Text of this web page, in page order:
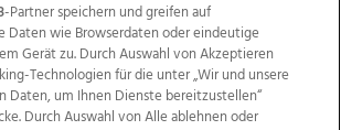
-Partner speichern und greifen auf
Daten wie Browserdaten oder eindeutige
Gerät zu. Durch Auswahl von Akzeptieren
Technologien für die unter „Wir und unsere
Daten, um Ihnen Dienste bereitzustellen“
Durch Auswahl von Alle ablehnen oder